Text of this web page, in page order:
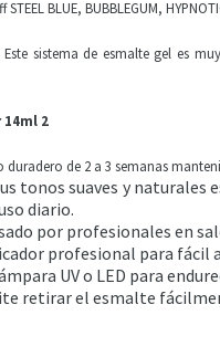
BLUE, BUBBLEGUM,
sistema de esmalte gel es
2
de 2 a 3 semanas
tonos suaves y
diario.
por profesionales en
profesional para fácil
UV o LED para
retirar el esmalte